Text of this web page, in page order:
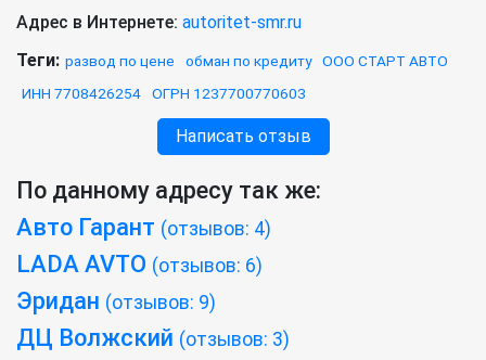
Адрес в Интернете: autoritet-smr.ru
Теги: развод по цене обман по кредиту
ООО СТАРТ АВТО
ИНН 7708426254
ОГРН 1237700770603
Написать отзыв
По данному адресу так же:
Авто Гарант (отзывов: 4)
LADA AVTO (отзывов: 6)
Эридан (отзывов: 9)
ДЦ Волжский (отзывов: 3)